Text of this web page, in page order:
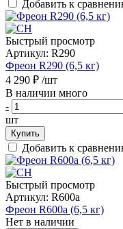
Добавить к
Быстрый просмотр
Артикул: R290
Фреон R290 (6,5 кг)
4 290 ₽ /шт
В наличии много
-
шт
Купить
Добавить к
Быстрый просмотр
Артикул: R600a
Фреон R600a (6,5 кг)
Нет в наличии